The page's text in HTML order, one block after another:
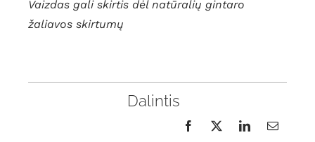
Vaizdas gali skirtis dėl natūralių gintaro
žaliavos skirtumų
Dalintis